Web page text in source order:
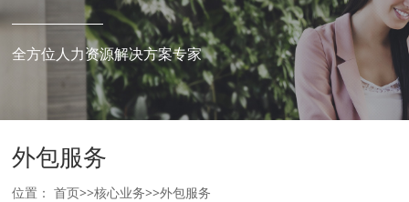
全方位人力资源解决方案专家
外包服务
位置：首页>>核心业务>>外包服务